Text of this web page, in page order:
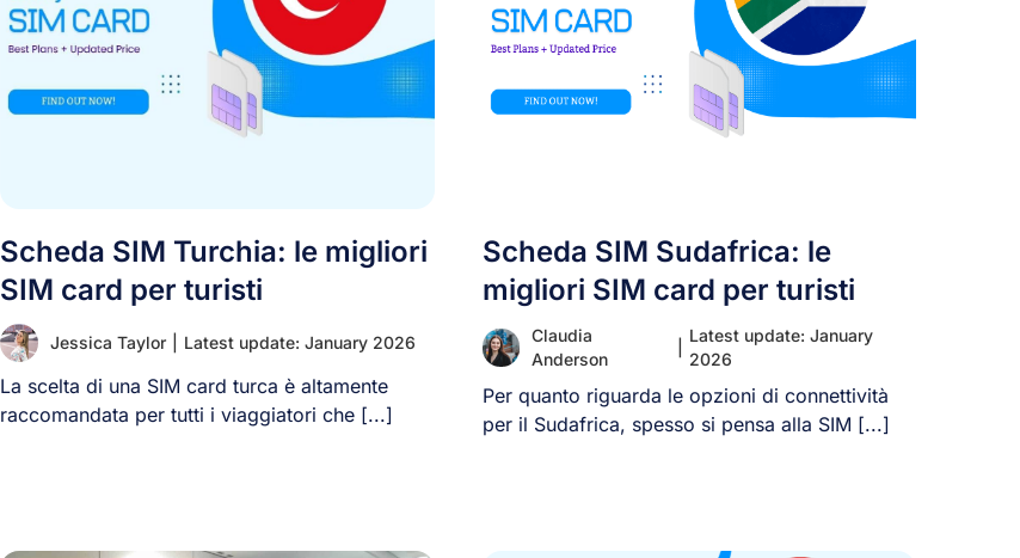
Scheda SIM Turchia: le migliori
SIM card per turisti
Jessica Taylor Latest update: January 2026
La scelta di una SIM card turca è altamente
raccomandata per tutti i viaggiatori che [...]
Scheda SIM Sudafrica: le
migliori SIM card per turisti
Claudia
Anderson
Latest update: January
2026
Per quanto riguarda le opzioni di connettività
per il Sudafrica, spesso si pensa alla SIM [...]